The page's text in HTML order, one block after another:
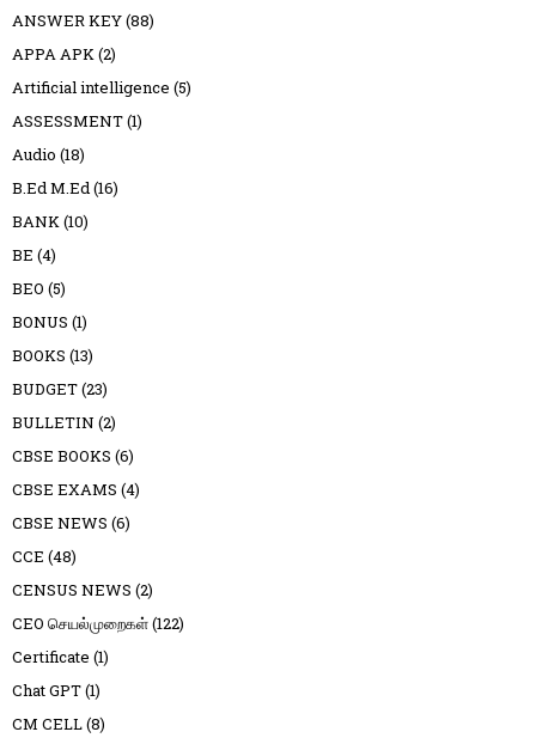
ANSWER KEY(88)
APPA APK(2)
Artificial intelligence (5)
ASSESSMENT(1)
Audio (18)
B.Ed M.Ed(16)
BANK(10)
BE (4)
BEO (5)
BONUS (1)
BOOKS (13)
BUDGET(23)
BULLETIN (2)
CBSE BOOKS (6)
CBSE EXAMS (4)
CBSE NEWS (6)
CCE (48)
CENSUS NEWS (2)
CEO செயல்முறைகள்(122)
Certificate (1)
Chat GPT(1)
CM CELL(8)